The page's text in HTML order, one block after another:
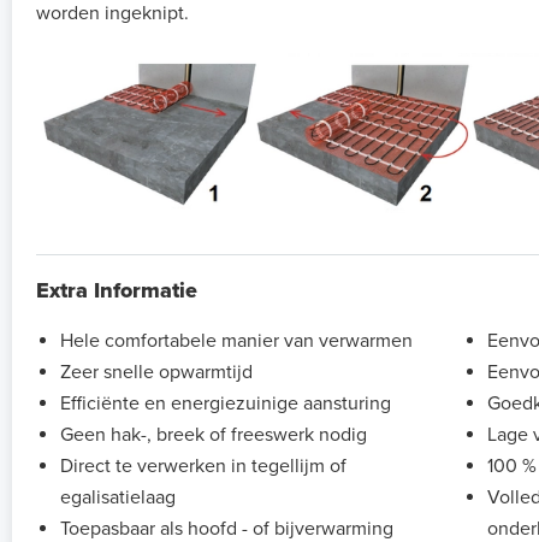
worden ingeknipt.
Extra Informatie
Hele comfortabele manier van verwarmen
Zeer snelle opwarmtijd
Efficiënte en energiezuinige aansturing
Geen hak-, breek of freeswerk nodig
Direct te verwerken in tegellijm of
egalisatielaag
Toepasbaar als hoofd - of bijverwarming
Lage
100